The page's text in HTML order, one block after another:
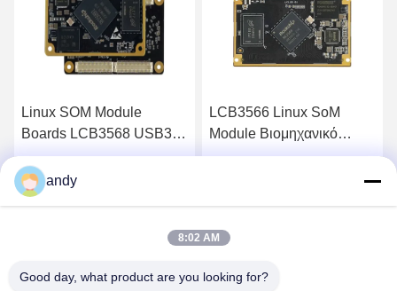
Linux SOM Module
Boards LCB3568 USB3.0
Host, 1 x USB3.0 OTG
Βρείτε την καλύτερη τιμή
LCB3566 Linux SoM
Module Βιομηχανικό
σύστημα με 1 * USB3.0
HOST 3 * USB2.0 HOST,
Βρείτε την καλύτερη τιμή
andy
8:02 AM
Good day, what product are you looking for?